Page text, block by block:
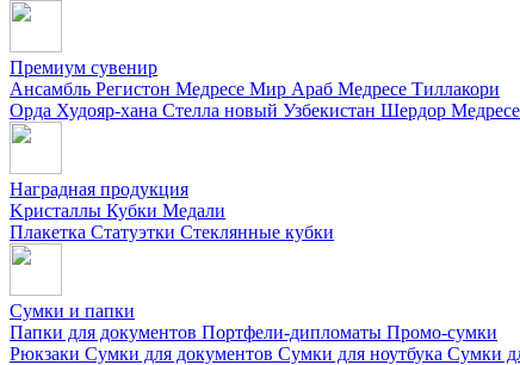
Премиум сувенир
Ансамбль Регистон Медресе Мир Араб Медресе Тиллакори
Орда Худояр-хана Стелла новый Узбекистан Шердор Медресе
Наградная продукция
Kристаллы Кубки Медали
Плакетка Статуэтки Стеклянные кубки
Сумки и папки
Папки для документов Портфели-дипломаты Промо-сумки
Рюкзаки Сумки для документов Сумки для ноутбука Сумки